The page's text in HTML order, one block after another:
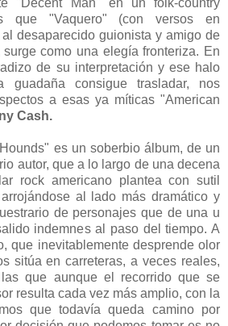
"Decent Man" en un folk-country
que "Vaquero" (con versos en
desaparecido guionista y amigo de
surge como una elegía fronteriza. En
de su interpretación y ese halo
guadaña consigue trasladar, nos
a esas ya míticas "American
Cash.
es un soberbio álbum, de un
autor, que a lo largo de una decena
rock americano plantea con sutil
al lado más dramático y
de personajes que de una u
indemnes al paso del tiempo. A
que inevitablemente desprende olor
sitúa en carreteras, a veces reales,
que aunque el recorrido que se
resulta cada vez más amplio, con la
que todavía queda camino por